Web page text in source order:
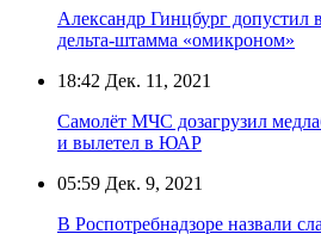
Александр Гинцбург допустил
дельта-штамма «омикроном»
18:42 Дек. 11, 2021
Самолёт МЧС дозагрузил
и вылетел в ЮАР
05:59 Дек. 9, 2021
В Роспотребнадзоре назвали